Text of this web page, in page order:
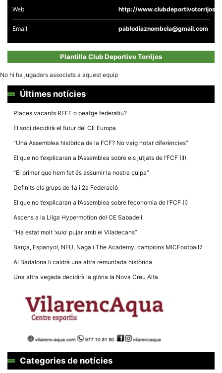
Web http://
Email pablodiaznombela@gmail.com
Plantilla Club Deportivo Torrijos
No hi ha jugadors associats a aquest equip
Últimes notícies
Places vacants RFEF o peatge federatiu?
El soci decidirà el futur del CE Europa
“Una Assemblea històrica de la FCF? No vaig notar diferències”
El que no t’explicaran a l’Assemblea sobre els jutjats de l’FCF (II)
“El primer que hem fet és assumir la nostra culpa”
Definits els grups de 1a i 2a Federació
El que no t’explicaran a l’Assemblea sobre l’economia de l’FCF (I)
Ascens a la Lliga Hypermotion del CE Sabadell
“Ha estat molt ‘xulo’ pujar amb el Viladecans”
Barça, Espanyol, NFU, Naga i The Academy, campions MICFootball7
Al Badalona li caldrà una altra remuntada històrica
Una altra vegada decidirà la glòria la Nova Creu Alta
Categories de notícies
tècnics del
dades en el seu
permeten que el
lloc funcioni tan
bé com sigui
funcionalitats
En compartir
interessos i
nostre lloc
incrementes
de mirar
anuncis,
contingut